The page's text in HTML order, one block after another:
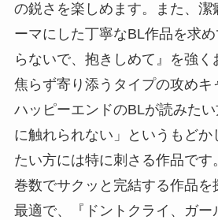
の鋭さを楽しめます。また、潔
ーマにした丁寧なBL作品を求
らないで、抱きしめて』を強く
焦らず寄り添うタイプの攻めキ
ハッピーエンドのBLが読みた
に触れられない」というもどか
たい方には特に刺さる作品です
巻数でサクッと完結する作品を
最適で、『ドントクライ、ガー